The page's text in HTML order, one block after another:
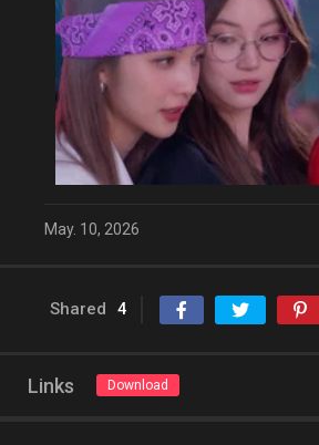
May. 10, 2026
Shared 4
Links Download